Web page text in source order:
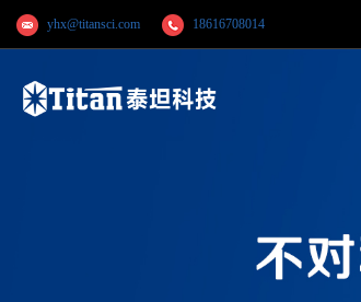
yhx@titansci.com 18616708014